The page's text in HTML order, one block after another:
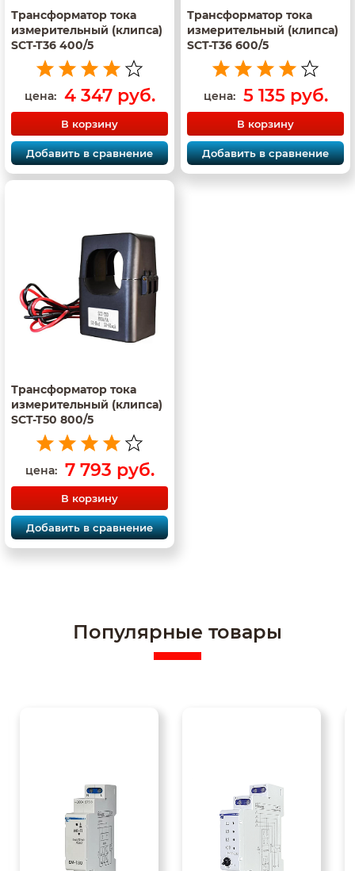
Трансформатор тока
измерительный (клипса)
SCT-T36 400/5
цена: 4 347 руб.
В корзину
Добавить в сравнение
Трансформатор тока
измерительный (клипса)
SCT-T36 600/5
цена: 5 135 руб.
В корзину
Добавить в сравнение
Трансформатор тока
измерительный (клипса)
SCT-T50 800/5
цена: 7 793 руб.
В корзину
Добавить в сравнение
Популярные товары